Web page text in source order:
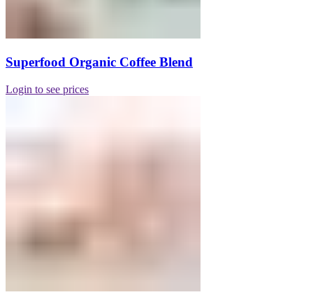
Superfood Organic Coffee Blend
Login to see prices